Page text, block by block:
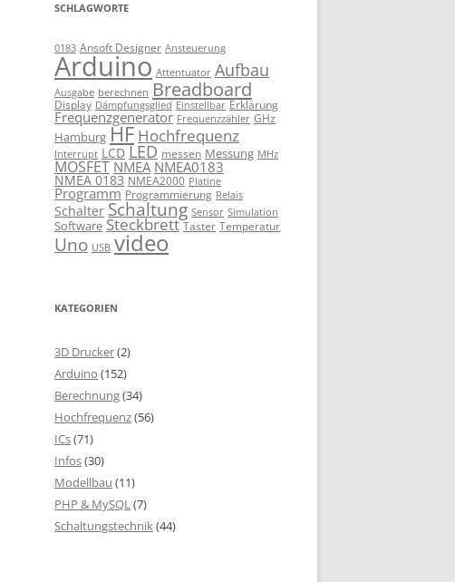
SCHLAGWORTE
0183 Ansoft Designer Ansteuerung
Arduino Attentuator Aufbau
Ausgabe berechnen Breadboard
Display Dämpfungsglied Einstellbar Erklärung
Frequenzgenerator Frequenzzähler GHz
Hamburg HF Hochfrequenz
Interrupt LCD LED messen Messung MHz
MOSFET NMEA NMEA0183
NMEA 0183 NMEA2000 Platine
Programm Programmierung Relais
Schalter Schaltung Sensor Simulation
Software Steckbrett Taster Temperatur
Uno USB video
KATEGORIEN
3D Drucker(2)
Arduino (152)
Berechnung(34)
Hochfrequenz(56)
ICs(71)
Infos(30)
Modellbau (11)
PHP & MySQL(7)
Schaltungstechnik(44)